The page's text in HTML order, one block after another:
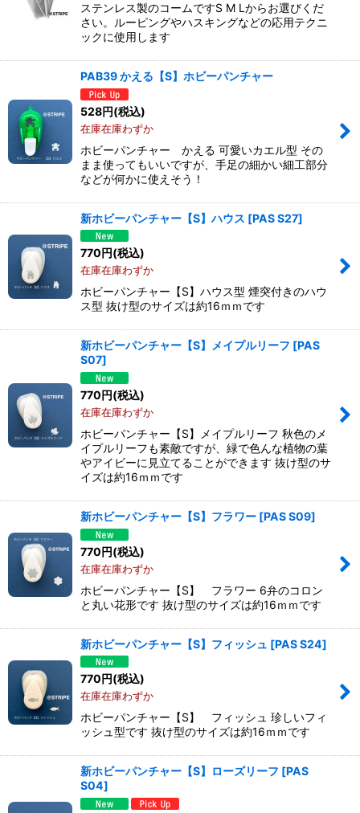
ステンレス製のコームですS M Lからお選びくだ
さい。ルーピングやハスキングなどの応用テクニ
ックに使用します
PAB39 かえる【S】ホビーパンチャー
528円(税込)
在庫在庫わずか
ホビーパンチャー かえる 可愛いカエル型 その
まま使ってもいいですが、手足の細かい細工部分
などが何かに使えそう！
新ホビーパンチャー【S】ハウス [PAS S27]
770円(税込)
在庫在庫わずか
ホビーパンチャー【S】ハウス型 煙突付きのハウ
ス型 抜け型のサイズは約16ｍｍです
新ホビーパンチャー【S】メイプルリーフ [PAS
S07]
770円(税込)
在庫在庫わずか
ホビーパンチャー【S】メイプルリーフ 秋色のメ
イプルリーフも素敵ですが、緑で色んな植物の葉
やアイビーに見立てることができます 抜け型のサ
イズは約16ｍｍです
新ホビーパンチャー【S】フラワー [PAS S09]
770円(税込)
在庫在庫わずか
ホビーパンチャー【S】 フラワー 6弁のコロン
と丸い花形です 抜け型のサイズは約16ｍｍです
新ホビーパンチャー【S】フィッシュ [PAS S24]
770円(税込)
在庫在庫わずか
ホビーパンチャー【S】 フィッシュ 珍しいフィ
ッシュ型です 抜け型のサイズは約16ｍｍです
新ホビーパンチャー【S】ローズリーフ [PAS
S04]